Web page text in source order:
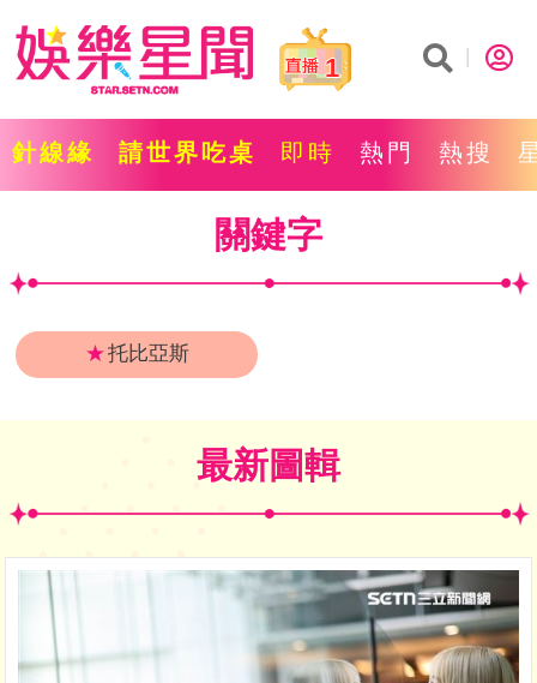
1
針線緣 請世界吃桌 即時 熱門 熱搜
關鍵字
★托比亞斯
最新圖輯